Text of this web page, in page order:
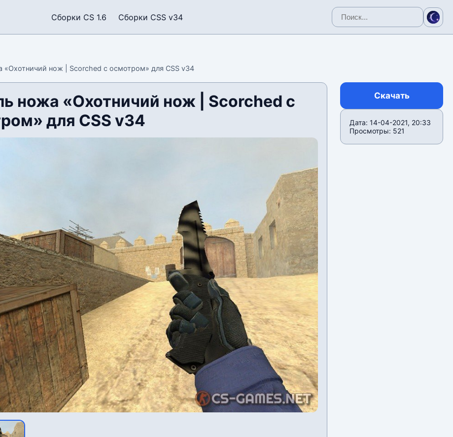
Сборки CS 1.6 Сборки CSS v34
«Охотничий нож | Scorched с осмотром» для CSS v34
ножа «Охотничий нож | Scorched с
для CSS v34
Скачать
Дата: 14-04-2021, 20:33
Просмотры: 521